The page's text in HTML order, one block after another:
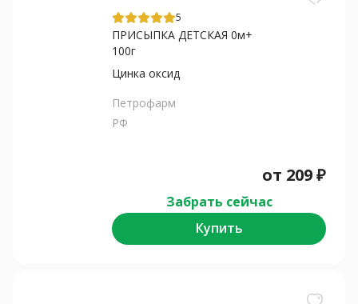
5
ПРИСЫПКА ДЕТСКАЯ 0м+
100г
Цинка оксид
Петрофарм
РФ
от 209₽
Забрать сейчас
Купить